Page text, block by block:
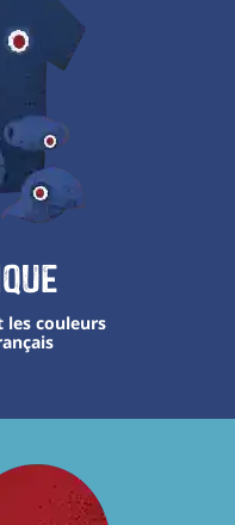
les couleurs